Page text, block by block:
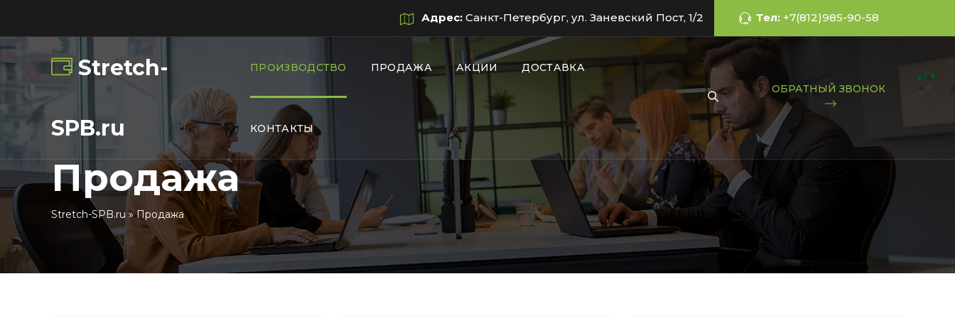
Адрес: Санкт-Петербург, ул. Заневский Пост, 1/2 Тел: +7(812)985-90-58
Stretch-
SPB.ru
ПРОИЗВОДСТВО ПРОДАЖА АКЦИИ ДОСТАВКА
КОНТАКТЫ
ОБРАТНЫЙ ЗВОНОК
Продажа
Stretch-SPB.ru » Продажа